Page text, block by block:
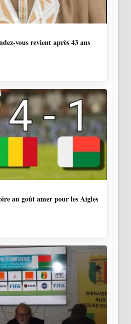
vous revient après 43 ans
au goût amer pour les Aigles